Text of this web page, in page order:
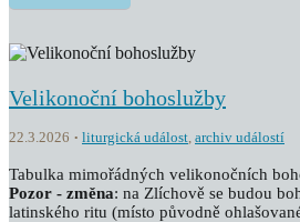
Velikonoční bohoslužby
22.3.2026 liturgická událost, archiv událostí
Tabulka mimořádných velikonočních
Pozor - změna: na Zlíchově se budou
latinského ritu (místo původně